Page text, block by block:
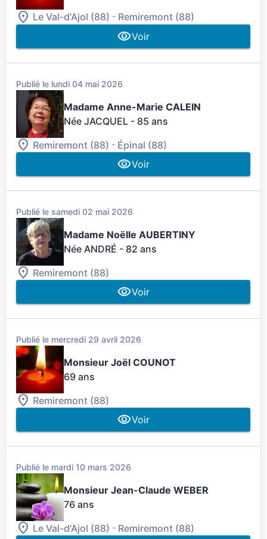
Le Val-d'Ajol (88) - Remiremont (88)
Voir
Publié le lundi 04 mai 2026
Madame Anne-Marie CALEIN
Née JACQUEL - 85 ans
Remiremont (88) - Épinal (88)
Voir
Publié le samedi 02 mai 2026
Madame Noëlle AUBERTINY
Née ANDRÉ - 82 ans
Remiremont (88)
Voir
Publié le mercredi 29 avril 2026
Monsieur Joël COUNOT
69 ans
Remiremont (88)
Voir
Publié le mardi 10 mars 2026
Monsieur Jean-Claude WEBER
76 ans
Le Val-d'Ajol (88) - Remiremont (88)